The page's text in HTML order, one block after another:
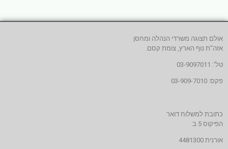
אולם תצוגה משרדי הנהלה ומחסן
אזה"ת נוף הארץ, צומת קסם.
טל': 03-9097011
פקס: 03-909-7010
כתובת למשלוח דואר
הפיקוס 5 ב
אורנית 4481300